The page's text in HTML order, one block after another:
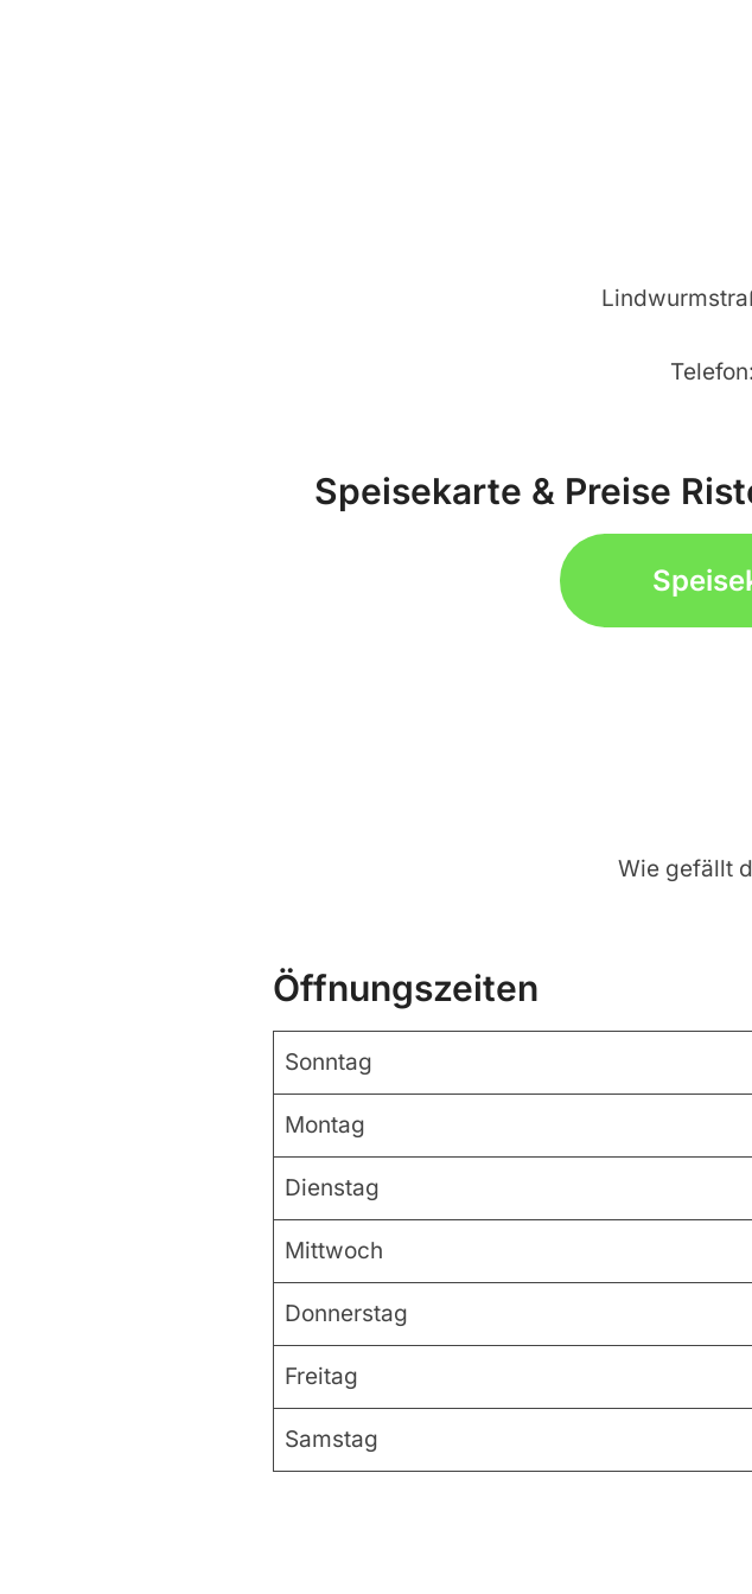
Telefon:
Speisekarte & Preise
Wie gefällt
Öffnungszeiten
Sonntag
Montag
Dienstag
Mittwoch
Donnerstag
Freitag
Samstag